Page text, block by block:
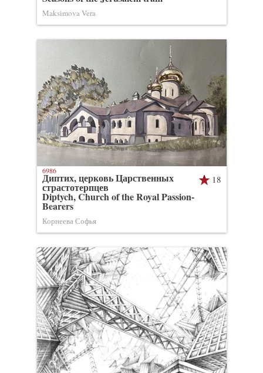
Maksimova Vera
18
Диптих, церковь Царственных
страстотерпцев
Diptych, Church of the Royal Passion-
Bearers
Корнеева Софья
6986